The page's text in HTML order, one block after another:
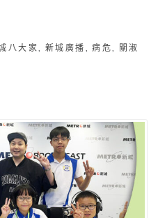
八大家, 新城廣播 ,病危,
關淑